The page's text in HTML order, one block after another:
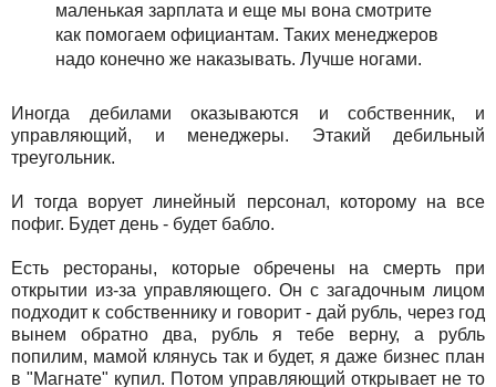
маленькая зарплата и еще мы вона смотрите
как помогаем официантам. Таких менеджеров
надо конечно же наказывать. Лучше ногами.
Иногда дебилами оказываются и собственник, и
управляющий, и менеджеры. Этакий дебильный
треугольник.
И тогда ворует линейный персонал, которому на все
пофиг. Будет день - будет бабло.
Есть рестораны, которые обречены на смерть при
открытии из-за управляющего. Он с загадочным лицом
подходит к собственнику и говорит - дай рубль, через год
вынем обратно два, рубль я тебе верну, а рубль
попилим, мамой клянусь так и будет, я даже бизнес план
в "Магнате" купил. Потом управляющий открывает не то